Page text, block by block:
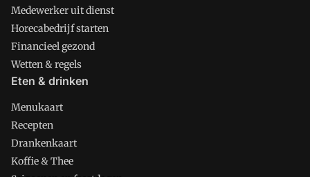
Medewerker uit dienst
Horecabedrijf starten
Financieel gezond
Wetten & regels
Eten & drinken
Menukaart
Recepten
Drankenkaart
Koffie & Thee